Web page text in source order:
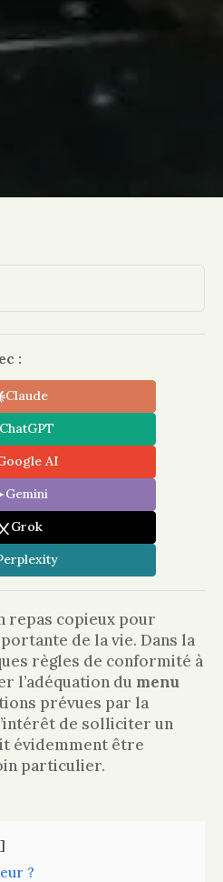
:
Claude
ChatGPT
AI
Gemini
Grok
repas copieux pour
de la vie. Dans la
règles de conformité à
l’adéquation du menu
prévues par la
de solliciter un
évidemment être
particulier.
?